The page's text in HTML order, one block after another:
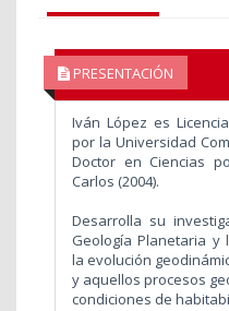
PRESENTACIÓN
Iván López es
por la Universidad
Doctor en Ciencias
Carlos (2004).
Desarrolla su
Geología Planetaria y
la evolución
y aquellos procesos
condiciones de